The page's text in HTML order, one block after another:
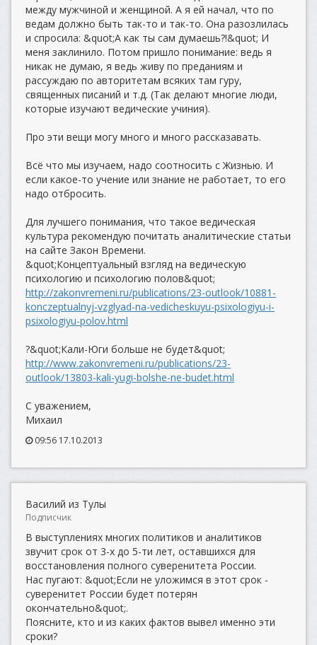
между мужчиной и женщиной. А я ей начал, что по
ведам должно быть так-то и так-то. Она разозлилась
и спросила: &quot;А как ты сам думаешь?!&quot; И
меня заклинило. Потом пришло понимание: ведь я
никак не думаю, я ведь живу по преданиям и
рассуждаю по авторитетам всяких там гуру,
священных писаний и т.д. (Так делают многие люди,
которые изучают ведические учиния).
Про эти вещи могу много и много рассказавать.
Всё что мы изучаем, надо соотносить с Жизнью. И
если какое-то учение или знание не работает, то его
надо отбросить.
Для лучшего понимания, что такое ведическая
культура рекомендую почитать аналитические статьи
на сайте Закон Времени.
&quot;Концептуальный взгляд на ведическую
психологию и психологию полов&quot;
http://zakonvremeni.ru/publications/23-outlook/10881-
konczeptualnyj-vzglyad-na-vedicheskuyu-psixologiyu-i-
psixologiyu-polov.html
?&quot;Кали-Юги больше не будет&quot;
http://www.zakonvremeni.ru/publications/23-
outlook/13803-kali-yugi-bolshe-ne-budet.html
С уважением,
Михаил
09:56 17.10.2013
Василий из Тулы
Подписчик
В выступлениях многих политиков и аналитиков
звучит срок от 3-х до 5-ти лет, оставшихся для
восстановления полного суверенитета России.
Нас пугают: &quot;Если не уложимся в этот срок -
суверенитет России будет потерян
окончательно&quot;.
Поясните, кто и из каких фактов вывел именно эти
сроки?